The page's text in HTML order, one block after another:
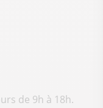
de 9h à 18h.